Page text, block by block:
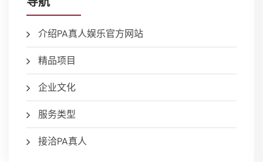
介绍PA真人娱乐官方网站
精品项目
企业文化
服务类型
接洽PA真人